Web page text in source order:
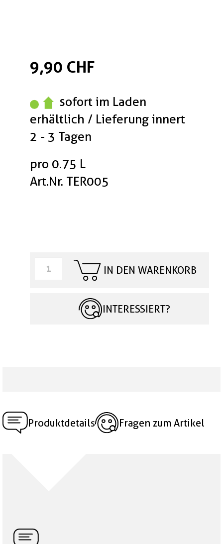
9,90 CHF
sofort im Laden
erhältlich / Lieferung innert
2 - 3 Tagen
pro 0.75 L
Art.Nr. TER005
IN DEN WARENKORB
INTERESSIERT?
Produktdetails Fragen zum Artikel